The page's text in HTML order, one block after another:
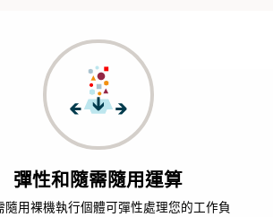
彈性和隨需隨用運算
隨用裸機執行個體可彈性處理您的工作負